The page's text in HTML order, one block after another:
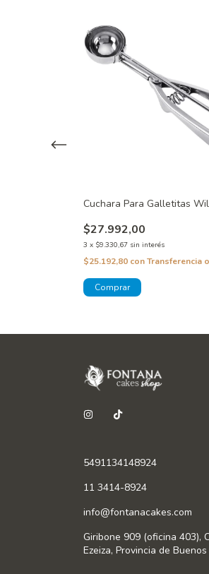
Cuchara Para Galletitas
$27.992,00
3 x $9.330,67 sin interés
$25.192,80 conTransferencia
5491134148924
11 3414-8924
info@fontanacakes.com
Giribone 909 (oficina 403),
Ezeiza, Provincia de